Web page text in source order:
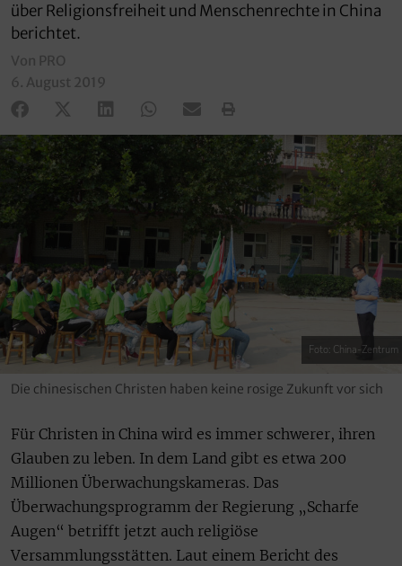
über Religionsfreiheit und Menschenrechte in China
berichtet.
Von PRO
6. August 2019
Foto: China-Zentrum
Die chinesischen Christen haben keine rosige Zukunft vor sich
Für Christen in China wird es immer schwerer, ihren
Glauben zu leben. In dem Land gibt es etwa 200
Millionen Überwachungskameras. Das
Überwachungsprogramm der Regierung „Scharfe
Augen“ betrifft jetzt auch religiöse
Versammlungsstätten. Laut einem Bericht des